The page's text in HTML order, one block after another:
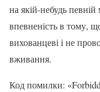
на якій-небудь
впевненість в тому,
вихованцеві і не
вживання.
Код помилки: